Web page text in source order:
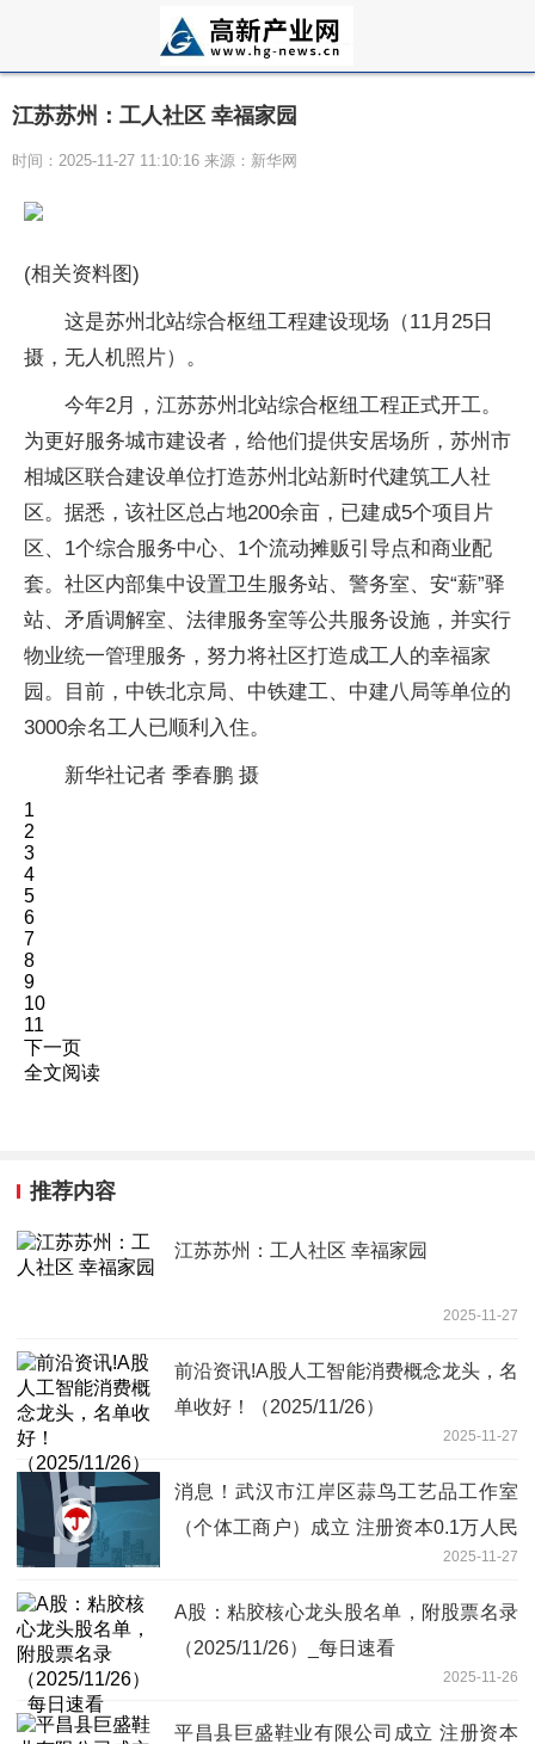
江苏苏州：工人社区 幸福家园
时间：2025-11-27 11:10:16 来源：新华网
(相关资料图)
这是苏州北站综合枢纽工程建设现场（11月25日
摄，无人机照片）。
今年2月，江苏苏州北站综合枢纽工程正式开工。
为更好服务城市建设者，给他们提供安居场所，苏州市
相城区联合建设单位打造苏州北站新时代建筑工人社
区。据悉，该社区总占地200余亩，已建成5个项目片
区、1个综合服务中心、1个流动摊贩引导点和商业配
套。社区内部集中设置卫生服务站、警务室、安“薪”驿
站、矛盾调解室、法律服务室等公共服务设施，并实行
物业统一管理服务，努力将社区打造成工人的幸福家
园。目前，中铁北京局、中铁建工、中建八局等单位的
3000余名工人已顺利入住。
新华社记者 季春鹏 摄
1
2
3
4
5
6
7
8
9
10
11
下一页
全文阅读
推荐内容
江苏苏州：工人社区 幸福家园
2025-11-27
前沿资讯!A股人工智能消费概念龙头，名
单收好！（2025/11/26）
2025-11-27
消息！武汉市江岸区蒜鸟工艺品工作室
（个体工商户）成立 注册资本0.1万人民
2025-11-27
A股：粘胶核心龙头股名单，附股票名录
（2025/11/26）_每日速看
2025-11-26
平昌县巨盛鞋业有限公司成立 注册资本